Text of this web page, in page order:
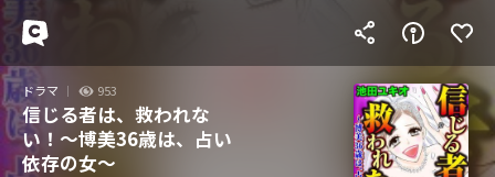
ドラマ 953
信じる者は、救われな
い！～博美36歳は、占い
依存の女～